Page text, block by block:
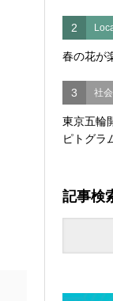
2
春の花が
3 社
東京五輪
ピトグラ
記事検